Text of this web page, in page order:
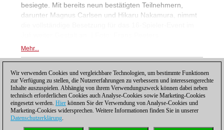
besiegte. Mit bereits neun bestätigten Teilnehmern,
darunter Magnus Carlsen und Hikaru Nakamura, nimmt
Mehr...
1
Wir verwenden Cookies und vergleichbare Technologien, um bestimmte Funktionen
zur Verfügung zu stellen, die Nutzererfahrungen zu verbessern und interessengerechte
Inhalte auszuspielen. Abhängig von ihrem Verwendungszweck können dabei neben
technisch erforderlichen Cookies auch Analyse-Cookies sowie Marketing-Cookies
eingesetzt werden. Hier können Sie der Verwendung von Analyse-Cookies und
Marketing-Cookies widersprechen. Weitere Informationen finden Sie in unserer
Datenschutzerklärung.